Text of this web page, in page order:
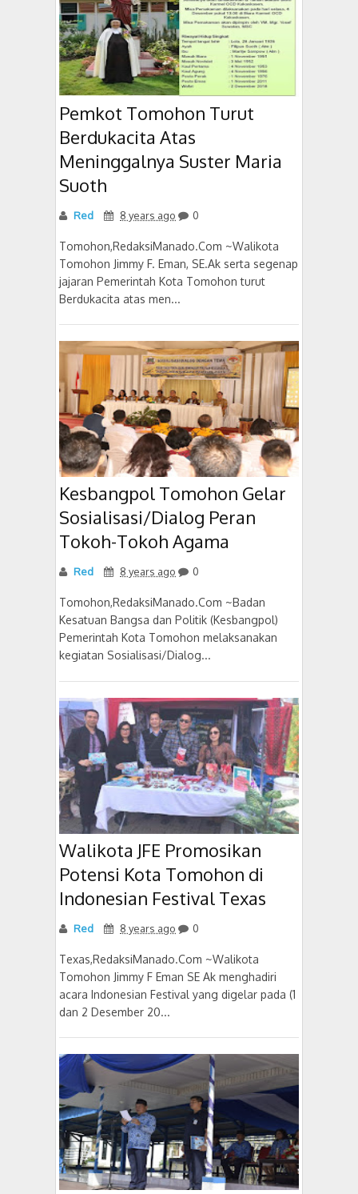
Pemkot Tomohon Turut
Berdukacita Atas
Meninggalnya Suster Maria
Suoth
Red 8 years ago 0
Tomohon,RedaksiManado.Com ~Walikota
Tomohon Jimmy F. Eman, SE.Ak serta segenap
jajaran Pemerintah Kota Tomohon turut
Berdukacita atas men...
Kesbangpol Tomohon Gelar
Sosialisasi/Dialog Peran
Tokoh-Tokoh Agama
Red 8 years ago 0
Tomohon,RedaksiManado.Com ~Badan
Kesatuan Bangsa dan Politik (Kesbangpol)
Pemerintah Kota Tomohon melaksanakan
kegiatan Sosialisasi/Dialog...
Walikota JFE Promosikan
Potensi Kota Tomohon di
Indonesian Festival Texas
Red 8 years ago 0
Texas,RedaksiManado.Com ~Walikota
Tomohon Jimmy F Eman SE Ak menghadiri
acara Indonesian Festival yang digelar pada (1
dan 2 Desember 20...